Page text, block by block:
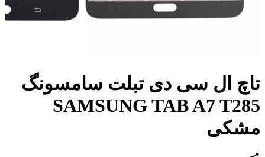
ال سی دی تبلت سامسونگ
SAMSUNG TAB A7